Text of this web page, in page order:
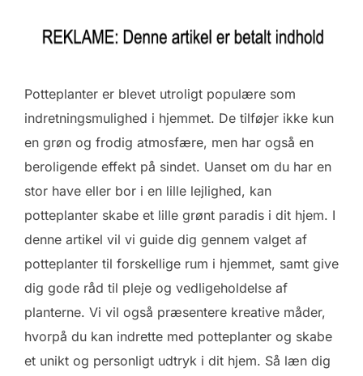
Potteplanter er blevet utroligt populære som
indretningsmulighed i hjemmet. De tilføjer ikke kun
en grøn og frodig atmosfære, men har også en
beroligende effekt på sindet. Uanset om du har en
stor have eller bor i en lille lejlighed, kan
potteplanter skabe et lille grønt paradis i dit hjem. I
denne artikel vil vi guide dig gennem valget af
potteplanter til forskellige rum i hjemmet, samt give
dig gode råd til pleje og vedligeholdelse af
planterne. Vi vil også præsentere kreative måder,
hvorpå du kan indrette med potteplanter og skabe
et unikt og personligt udtryk i dit hjem. Så læn dig